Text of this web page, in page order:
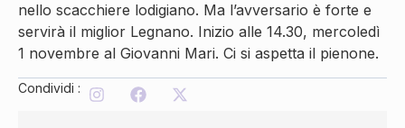
nello scacchiere lodigiano. Ma l’avversario è forte e
servirà il miglior Legnano. Inizio alle 14.30, mercoledì
1 novembre al Giovanni Mari. Ci si aspetta il pienone.
Condividi :